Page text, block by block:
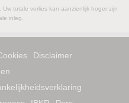
totale verlies kan aanzienlijk hoger zijn
inleg.
Disclaimer